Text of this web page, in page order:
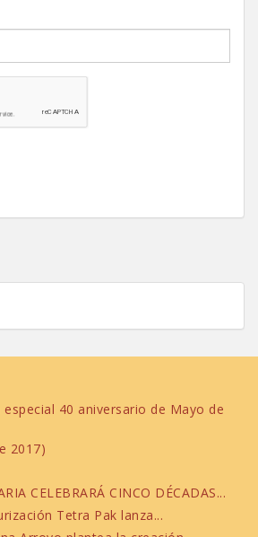
especial 40 aniversario de Mayo de
2017)
CELEBRARÁ CINCO DÉCADAS...
Tetra Pak lanza...